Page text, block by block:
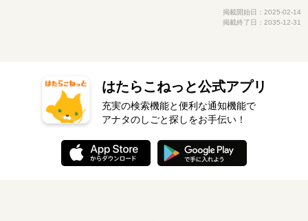
掲載開始日：2025-02-14
掲載終了日：2035-12-31
はたらこねっと公式アプリ
充実の検索機能と便利な通知機能で
アナタのしごと探しをお手伝い！